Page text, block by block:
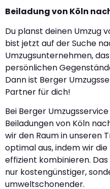
Beiladung von Köln
Du planst deinen Umzug
bist jetzt auf der Suche
Umzugsunternehmen,
persönlichen
Dann ist Berger
Partner für dich!
Bei Berger
Beiladungen von Köln
wir den Raum in unseren
optimal aus, indem wir
effizient kombinieren.
nur kostengünstiger,
umweltschonender.